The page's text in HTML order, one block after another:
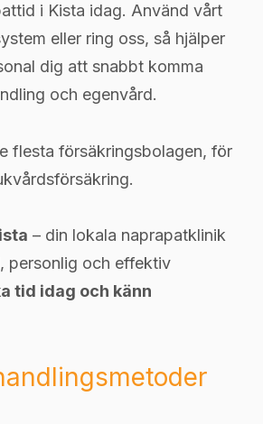
i Kista idag. Använd vårt
eller ring oss, så hjälper
dig att snabbt komma
och egenvård.
flesta försäkringsbolagen, för
– din lokala naprapatklinik
personlig och effektiv
tid idag och känn